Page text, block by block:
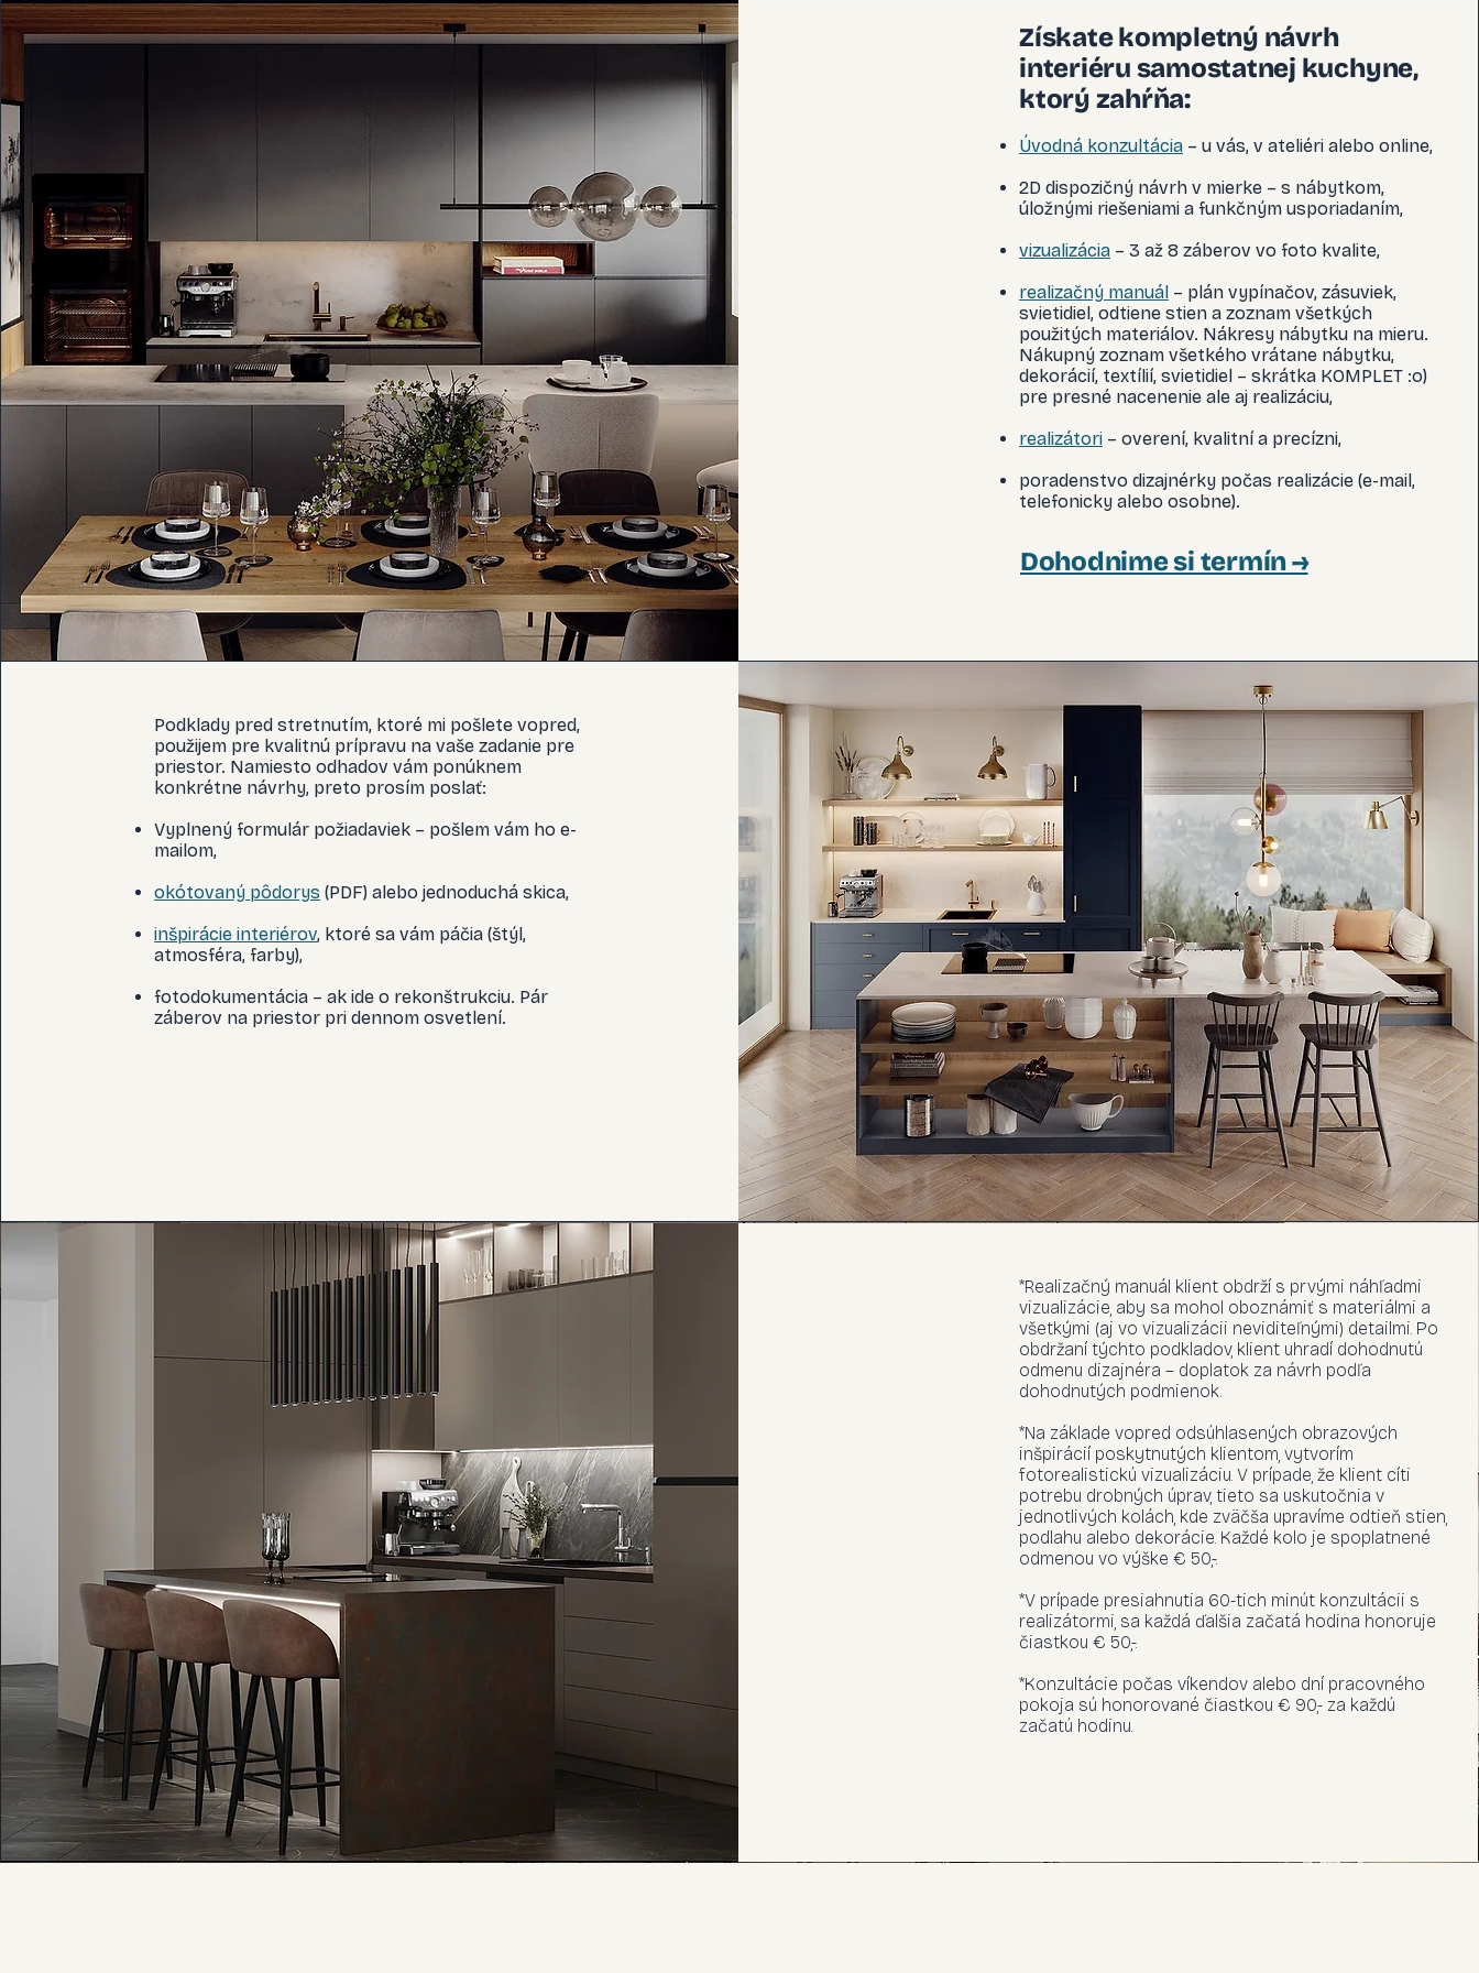
Získate kompletný návrh
interiéru samostatnej kuchyne,
ktorý zahŕňa:
Úvodná konzultácia – u vás, v ateliéri alebo online,
2D dispozičný návrh v mierke – s nábytkom,
úložnými riešeniami a funkčným usporiadaním,
vizualizácia – 3 až 8 záberov vo foto kvalite,
realizačný manuál – plán vypínačov, zásuviek,
svietidiel, odtiene stien a zoznam všetkých
použitých materiálov. Nákresy nábytku na mieru.
Nákupný zoznam všetkého vrátane nábytku,
dekorácií, textílií, svietidiel – skrátka KOMPLET :o)
pre presné nacenenie ale aj realizáciu,
realizátori – overení, kvalitní a precízni,
poradenstvo dizajnérky počas realizácie (e-mail,
telefonicky alebo osobne).
Dohodnime si termín →
Podklady pred stretnutím, ktoré mi pošlete vopred,
použijem pre kvalitnú prípravu na vaše zadanie pre
priestor. Namiesto odhadov vám ponúknem
konkrétne návrhy, preto prosím poslať:
Vyplnený formulár požiadaviek – pošlem vám ho e-
mailom,
okótovaný pôdorys (PDF) alebo jednoduchá skica,
inšpirácie interiérov, ktoré sa vám páčia (štýl,
atmosféra, farby),
fotodokumentácia – ak ide o rekonštrukciu. Pár
záberov na priestor pri dennom osvetlení.
*Realizačný manuál klient obdrží s prvými náhľadmi
vizualizácie, aby sa mohol oboznámiť s materiálmi a
všetkými (aj vo vizualizácii neviditeľnými) detailmi. Po
obdržaní týchto podkladov, klient uhradí dohodnutú
odmenu dizajnéra – doplatok za návrh podľa
dohodnutých podmienok.
*Na základe vopred odsúhlasených obrazových
inšpirácií poskytnutých klientom, vytvorím
fotorealistickú vizualizáciu. V prípade, že klient cíti
potrebu drobných úprav, tieto sa uskutočnia v
jednotlivých kolách, kde zväčša upravíme odtieň stien,
podlahu alebo dekorácie. Každé kolo je spoplatnené
odmenou vo výške € 50,-.
*V prípade presiahnutia 60-tich minút konzultácii s
realizátormi, sa každá ďalšia začatá hodina honoruje
čiastkou € 50,-.
*Konzultácie počas víkendov alebo dní pracovného
pokoja sú honorované čiastkou € 90,- za každú
začatú hodinu.